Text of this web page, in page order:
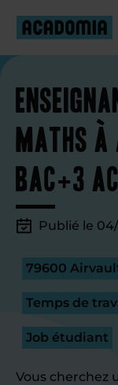
maths à
Bac+3
Publié le
79600
Temps de
Job étudiant
Vous cherchez